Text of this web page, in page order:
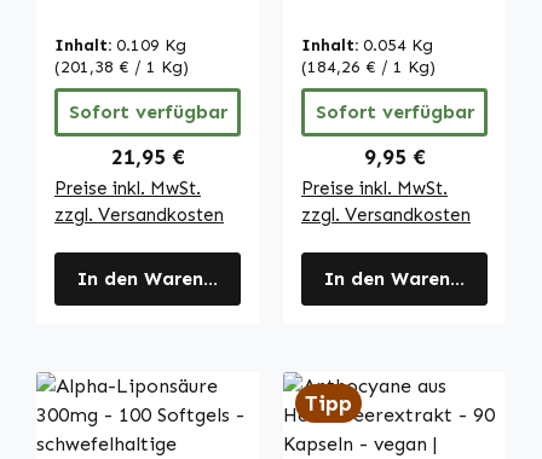
Vitalstoffe
Inhalt: 0.109 Kg
(201,38 € / 1 Kg)
Sofort verfügbar
Regulärer Preis:
21,95 €
Preise inkl. MwSt.
zzgl. Versandkosten
In den Warenkorb
Warnke
Vitalstoffe
Inhalt: 0.054 Kg
(184,26 € / 1 Kg)
Sofort verfügbar
Regulärer Preis:
9,95 €
Preise inkl. MwSt.
zzgl. Versandkosten
In den Warenkorb
Tipp